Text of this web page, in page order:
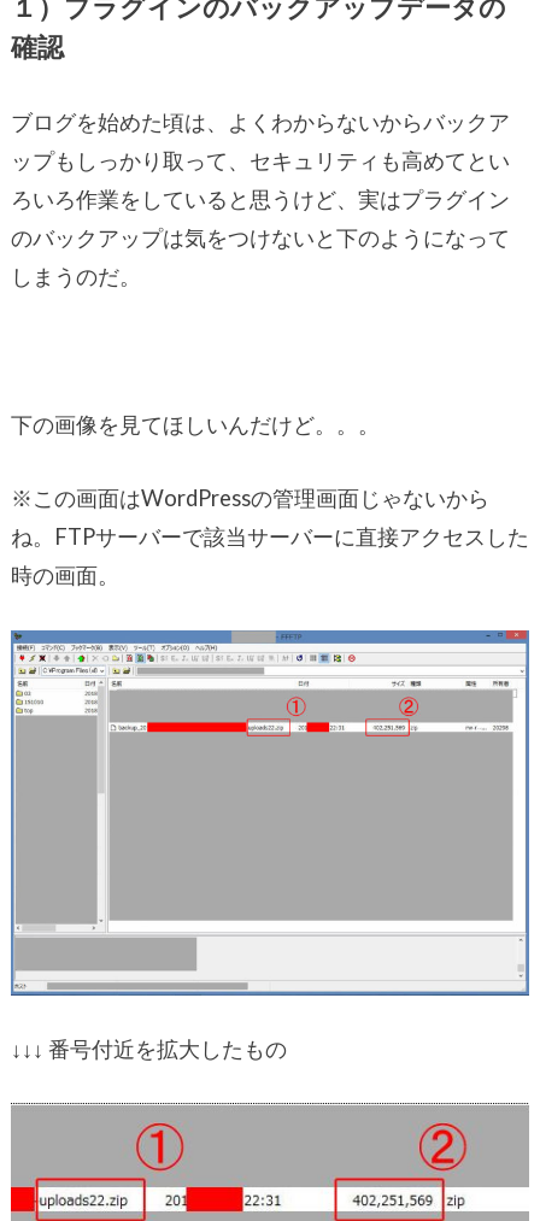
１）プラグインのバックアップデータの
確認
ブログを始めた頃は、よくわからないからバックア
ップもしっかり取って、セキュリティも高めてとい
ろいろ作業をしていると思うけど、実はプラグイン
のバックアップは気をつけないと下のようになって
しまうのだ。
下の画像を見てほしいんだけど。。。
※この画面はWordPressの管理画面じゃないから
ね。FTPサーバーで該当サーバーに直接アクセスした
時の画面。
↓↓↓ 番号付近を拡大したもの